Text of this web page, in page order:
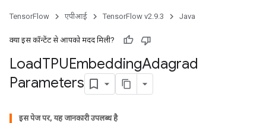
TensorFlow एपीआई TensorFlow v2.9.3 Java
क्या इस कॉन्टेंट से आपको मदद मिली?
LoadTPUEmbeddingAdagrad
Parameters
इस पेज पर, यह जानकारी उपलब्ध है